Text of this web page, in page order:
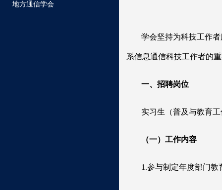
地方通信学会
学会坚持为科技工作
系信息通信科技工作者的
一、招聘岗位
实习生（普及与教育
（一）工作内容
1.参与制定年度部门